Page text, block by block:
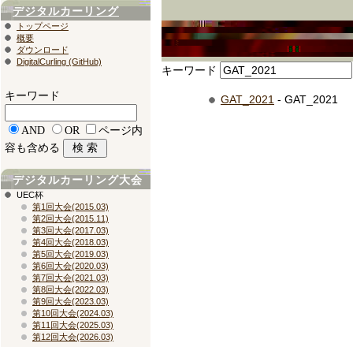
キーワード
GAT_2021 - GAT_2021
デジタルカーリング
トップページ
概要
ダウンロード
DigitalCurling (GitHub)
キーワード
AND OR
ページ内
容も含める
デジタルカーリング大会
UEC杯
第1回大会(2015.03)
第2回大会(2015.11)
第3回大会(2017.03)
第4回大会(2018.03)
第5回大会(2019.03)
第6回大会(2020.03)
第7回大会(2021.03)
第8回大会(2022.03)
第9回大会(2023.03)
第10回大会(2024.03)
第11回大会(2025.03)
第12回大会(2026.03)